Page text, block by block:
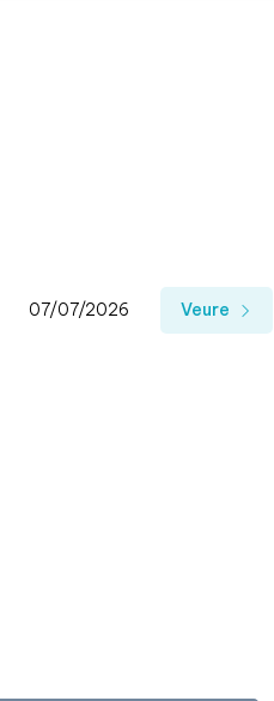
07/07/2026 Veure